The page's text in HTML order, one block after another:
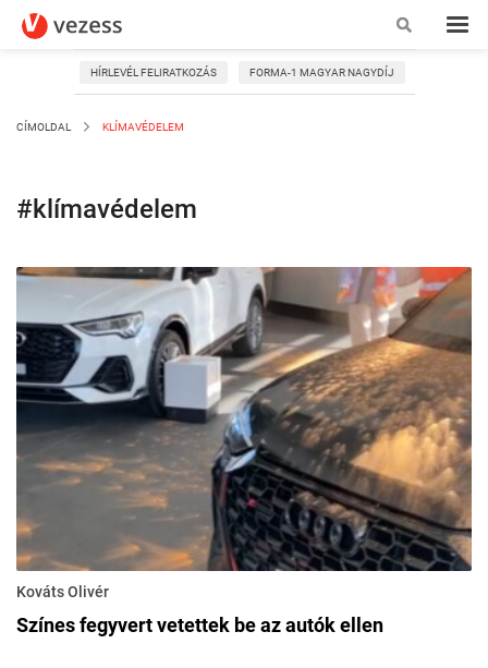
HÍRLEVÉL FELIRATKOZÁS FORMA-1 MAGYAR NAGYDÍJ
CÍMOLDAL KLÍMAVÉDELEM
#klímavédelem
Kováts Olivér
Színes fegyvert vetettek be az autók ellen